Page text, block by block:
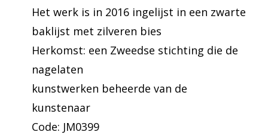
Het werk is in 2016 ingelijst in een zwarte
baklijst met zilveren bies
Herkomst: een Zweedse stichting die de
nagelaten
kunstwerken beheerde van de
kunstenaar
Code: JM0399